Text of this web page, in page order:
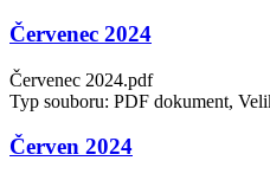
Červenec 2024
Červenec 2024.pdf
Typ souboru: PDF dokument,
Červen 2024